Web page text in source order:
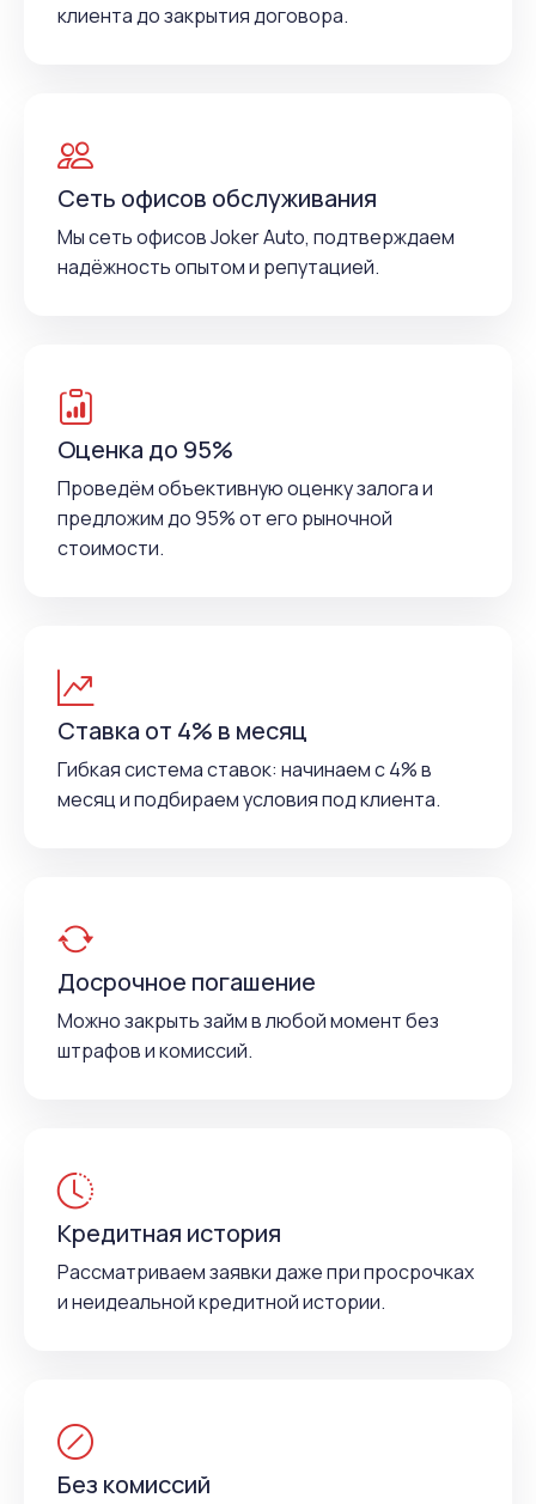
клиента до закрытия договора.
Сеть офисов обслуживания
Мы сеть офисов Joker Auto, подтверждаем
надёжность опытом и репутацией.
Оценка до 95%
Проведём объективную оценку залога и
предложим до 95% от его рыночной
стоимости.
Ставка от 4% в месяц
Гибкая система ставок: начинаем с 4% в
месяц и подбираем условия под клиента.
Досрочное погашение
Можно закрыть займ в любой момент без
штрафов и комиссий.
Кредитная история
Рассматриваем заявки даже при просрочках
и неидеальной кредитной истории.
Без комиссий